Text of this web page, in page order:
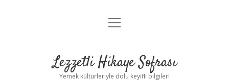
Anasayfa
Yasal Uyarı
menüyü
Lezzetli Hikaye Sofrası
Yemek kültürleriyle dolu keyifli bilgiler!